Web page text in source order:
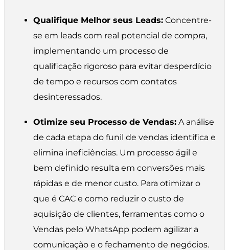
Qualifique Melhor seus Leads: Concentre-
se em leads com real potencial de compra,
implementando um processo de
qualificação rigoroso para evitar desperdício
de tempo e recursos com contatos
desinteressados.
Otimize seu Processo de Vendas: A análise
de cada etapa do funil de vendas identifica e
elimina ineficiências. Um processo ágil e
bem definido resulta em conversões mais
rápidas e de menor custo. Para otimizar o
que é CAC e como reduzir o custo de
aquisição de clientes, ferramentas como o
Vendas pelo WhatsApp podem agilizar a
comunicação e o fechamento de negócios.